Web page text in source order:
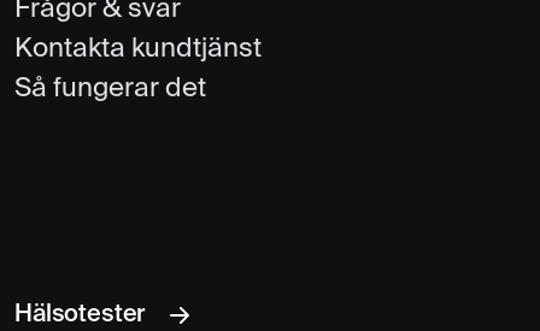
Frågor & svar
Kontakta kundtjänst
Så fungerar det
Hälsotester